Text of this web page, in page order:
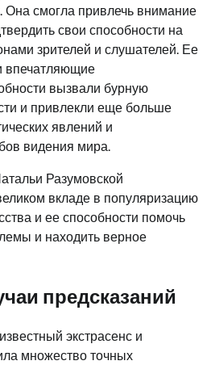
Она смогла привлечь внимание
свои способности на
зрителей и слушателей. Ее
впечатляющие
вызвали бурную
и привлекли еще больше
явлений и
видения мира.
Разумовской
вкладе в популяризацию
и ее способности помочь
и находить верное
предсказаний
экстрасенс и
множество точных